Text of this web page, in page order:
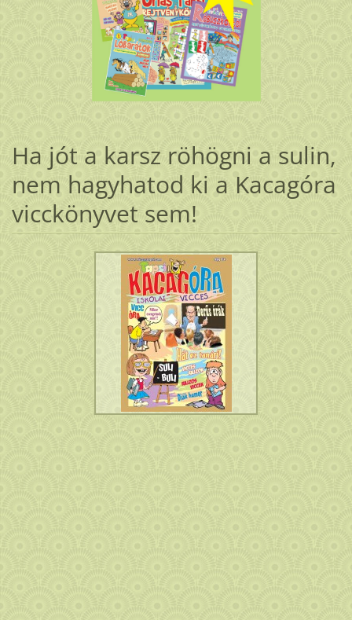
Ha jót a karsz röhögni a sulin,
nem hagyhatod ki a Kacagóra
vicckönyvet sem!